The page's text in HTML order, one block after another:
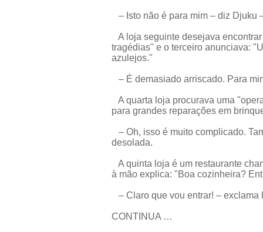
– Isto não é para mim – diz Djuku
A loja seguinte desejava
tragédias" e o terceiro anunciava:
azulejos."
– É demasiado arriscado. Para
A quarta loja procurava uma
para grandes reparações em
– Oh, isso é muito complicado.
desolada.
A quinta loja é um restaurante
à mão explica: "Boa cozinheira?
– Claro que vou entrar! – exclama
CONTINUA …